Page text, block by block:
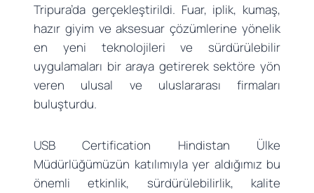
Tripura’da gerçekleştirildi. Fuar, iplik, kumaş,
hazır giyim ve aksesuar çözümlerine yönelik
en yeni teknolojileri ve sürdürülebilir
uygulamaları bir araya getirerek sektöre yön
veren ulusal ve uluslararası firmaları
buluşturdu.
USB Certification Hindistan Ülke
Müdürlüğümüzün katılımıyla yer aldığımız bu
önemli etkinlik, sürdürülebilirlik, kalite